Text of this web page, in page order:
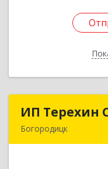
ИП Терехин
Богородицк
ИП